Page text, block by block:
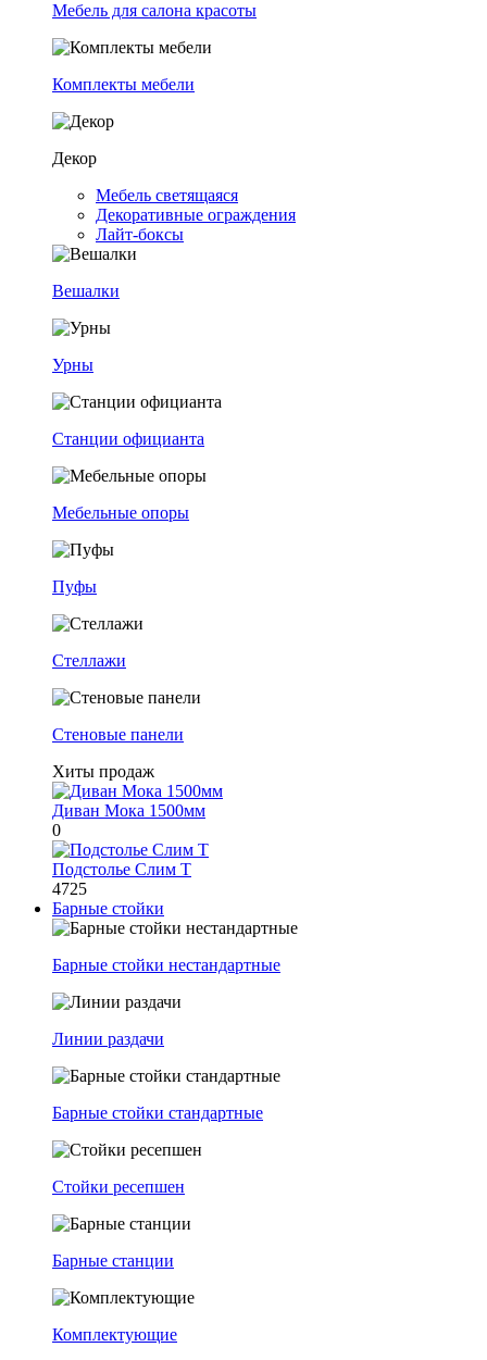
Мебель для салона красоты
Комплекты мебели
Декор
Мебель светящаяся
Декоративные ограждения
Лайт-боксы
Вешалки
Урны
Станции официанта
Мебельные опоры
Пуфы
Стеллажи
Стеновые панели
Хиты продаж
Диван Мока 1500мм
0
Подстолье Слим Т
4725
Барные стойки
Барные стойки нестандартные
Линии раздачи
Барные стойки стандартные
Стойки ресепшен
Барные станции
Комплектующие